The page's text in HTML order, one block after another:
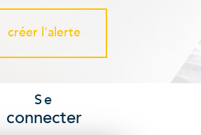
créer l'alerte
Se
connecter